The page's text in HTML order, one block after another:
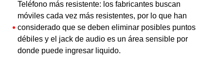
Teléfono más resistente: los fabricantes buscan
móviles cada vez más resistentes, por lo que han
considerado que se deben eliminar posibles puntos
débiles y el jack de audio es un área sensible por
donde puede ingresar liquido.